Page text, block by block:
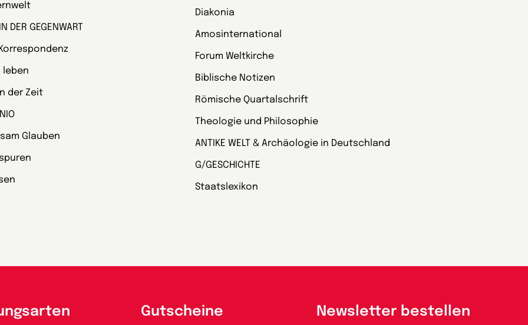
DER GEGENWART
leben
der Zeit
Glauben
Diakonia
Amosinternational
Forum Weltkirche
Biblische Notizen
Römische Quartalschrift
Theologie und Philosophie
ANTIKE WELT & Archäologie in Deutschland
G/GESCHICHTE
Staatslexikon
Gutscheine Newsletter bestellen